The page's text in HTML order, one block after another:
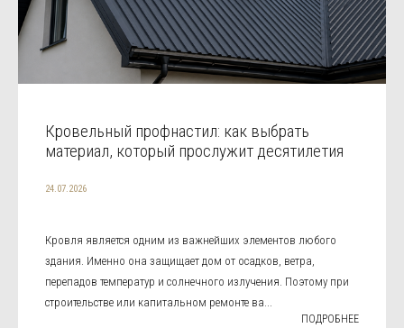
Кровельный профнастил: как выбрать
материал, который прослужит десятилетия
24.07.2026
Кровля является одним из важнейших элементов любого
здания. Именно она защищает дом от осадков, ветра,
перепадов температур и солнечного излучения. Поэтому при
строительстве или капитальном ремонте ва...
ПОДРОБНЕЕ